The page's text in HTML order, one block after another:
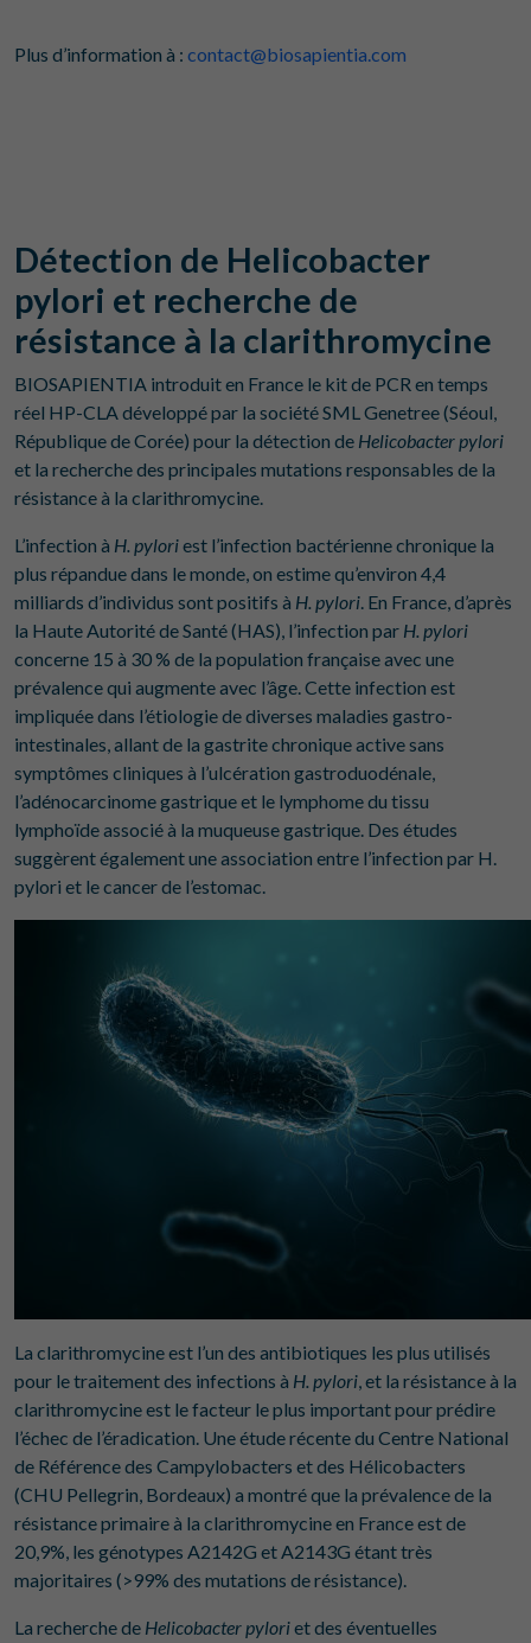
Plus d’information à : contact@biosapientia.com
Détection de Helicobacter
pylori et recherche de
résistance à la clarithromycine
BIOSAPIENTIA introduit en France le kit de PCR en temps
réel HP-CLA développé par la société SML Genetree (Séoul,
République de Corée) pour la détection de Helicobacter pylori
et la recherche des principales mutations responsables de la
résistance à la clarithromycine.
L’infection à H. pyloriest l’infection bactérienne chronique la
plus répandue dans le monde, on estime qu’environ 4,4
milliards d’individus sont positifs à H. pylori. En France, d’après
la Haute Autorité de Santé (HAS), l’infection par H. pylori
concerne 15 à 30 % de la population française avec une
prévalence qui augmente avec l’âge. Cette infection est
impliquée dans l’étiologie de diverses maladies gastro-
intestinales, allant de la gastrite chronique active sans
symptômes cliniques à l’ulcération gastroduodénale,
l’adénocarcinome gastrique et le lymphome du tissu
lymphoïde associé à la muqueuse gastrique. Des études
suggèrent également une association entre l’infection par H.
pylori et le cancer de l’estomac.
La clarithromycine est l’un des antibiotiques les plus utilisés
pour le traitement des infections à H. pylori, et la résistance à la
clarithromycine est le facteur le plus important pour prédire
l’échec de l’éradication. Une étude récente du Centre National
de Référence des Campylobacters et des Hélicobacters
(CHU Pellegrin, Bordeaux) a montré que la prévalence de la
résistance primaire à la clarithromycine en France est de
20,9%, les génotypes A2142G et A2143G étant très
majoritaires (>99% des mutations de résistance).
La recherche de Helicobacter pyloriet des éventuelles